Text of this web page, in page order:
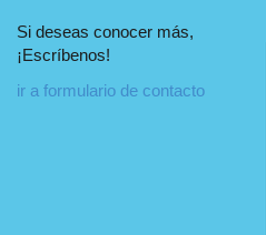
Si deseas conocer más,
¡Escríbenos!
ir a formulario de contacto